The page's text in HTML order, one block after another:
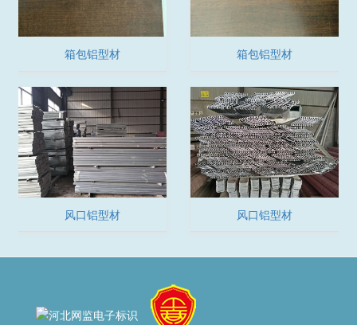
箱包铝型材 箱包铝型材
风口铝型材 风口铝型材